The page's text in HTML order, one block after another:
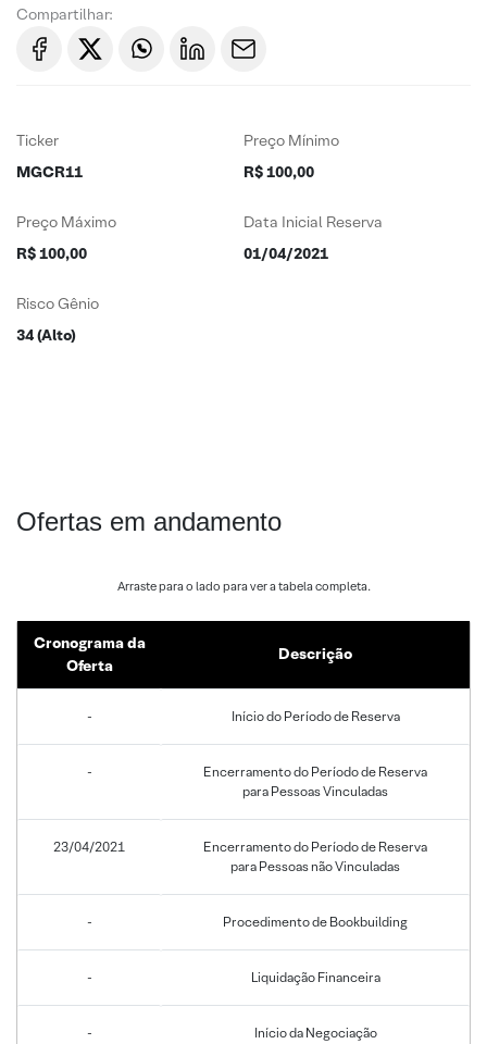
Compartilhar:
Ticker
MGCR11
Preço Mínimo
R$ 100,00
Preço Máximo
R$ 100,00
Data Inicial Reserva
01/04/2021
Risco Gênio
34 (Alto)
Ofertas em andamento
Cronograma da
Oferta
Descrição
- Início do Período de Reserva
-
Encerramento do Período de Reserva
para Pessoas Vinculadas
23/04/2021
Encerramento do Período de Reserva
para Pessoas não Vinculadas
- Procedimento de Bookbuilding
- Liquidação Financeira
- Início da Negociação